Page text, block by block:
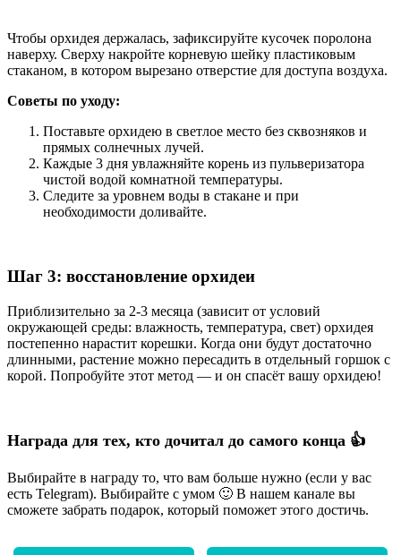
Чтобы орхидея держалась, зафиксируйте кусочек поролона
наверху. Сверху накройте корневую шейку пластиковым
стаканом, в котором вырезано отверстие для доступа воздуха.
Советы по уходу:
Поставьте орхидею в светлое место без сквозняков и
прямых солнечных лучей.
Каждые 3 дня увлажняйте корень из пульверизатора
чистой водой комнатной температуры.
Следите за уровнем воды в стакане и при
необходимости доливайте.
Шаг 3: восстановление орхидеи
Приблизительно за 2-3 месяца (зависит от условий
окружающей среды: влажность, температура, свет) орхидея
постепенно нарастит корешки. Когда они будут достаточно
длинными, растение можно пересадить в отдельный горшок с
корой. Попробуйте этот метод — и он спасёт вашу орхидею!
Награда для тех, кто дочитал до самого конца 👍
Выбирайте в награду то, что вам больше нужно (если у вас
есть Telegram). Выбирайте с умом 🙂 В нашем канале вы
сможете забрать подарок, который поможет этого достичь.